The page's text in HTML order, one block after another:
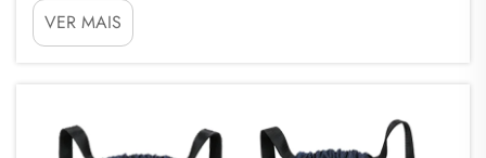
Isso significa que eles produzem produtos para
outras marcas. Ao escolher uma empresa como a
VER MAIS